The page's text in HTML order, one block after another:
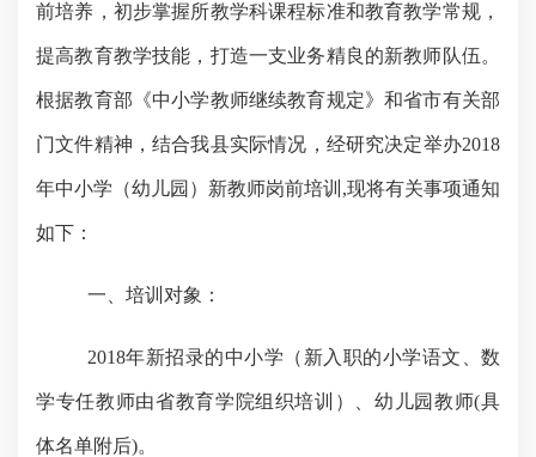
前培养，初步掌握所教学科课程标准和教育教学常规，
提高教育教学技能，打造一支业务精良的新教师队伍。
根据教育部《中小学教师继续教育规定》和省市有关部
门文件精神，结合我县实际情况，经研究决定举办2018
年中小学（幼儿园）新教师岗前培训 ,现将有关事项通知
如下：
一、培训对象：
2018年新招录的中小学（新入职的小学语文、数
学专任教师由省教育学院组织培训）、幼儿园教师(具
体名单附后)。